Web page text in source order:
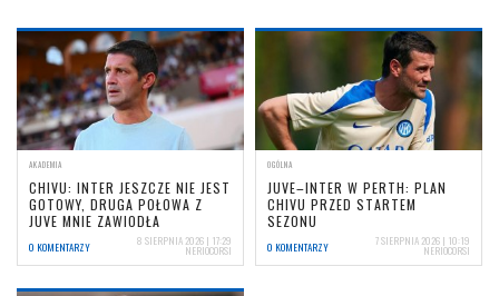
AKADEMIA
CHIVU: INTER JESZCZE NIE JEST
GOTOWY, DRUGA POŁOWA Z
JUVE MNIE ZAWIODŁA
0 KOMENTARZY 8 SIERPNIA 2026 | 17:29
NERIOCORSI
OGÓLNA
JUVE–INTER W PERTH: PLAN
CHIVU PRZED STARTEM
SEZONU
0 KOMENTARZY 7 SIERPNIA 2026 | 10:19
NERIOCORSI